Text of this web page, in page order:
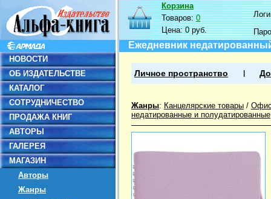
НОВОСТИ
ОБ ИЗДАТЕЛЬСТВЕ
КАТАЛОГ
СОТРУДНИЧЕСТВО
ПРОДАЖА КНИГ
АВТОРЫ
ГАЛЕРЕЯ
МАГАЗИН
Авторы
Жанры
Корзина
Товаров:0
Цена:0 руб.
Ежедневник
Личное пространство
Жанры: Канцелярские товары /
недатированные и полудатированные